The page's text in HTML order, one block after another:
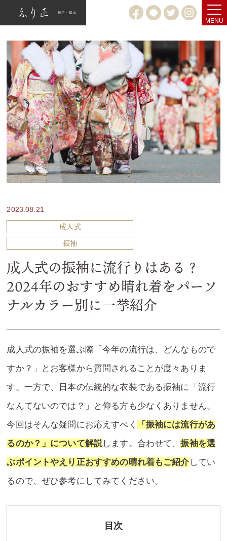
MENU
2023.08.21
成人式
振袖
成人式の振袖に流行りはある？
2024年のおすすめ晴れ着をパーソ
ナルカラー別に一挙紹介
成人式の振袖を選ぶ際「今年の流行は、どんなもので
すか？」とお客様から質問されることが度々ありま
す。一方で、日本の伝統的な衣装である振袖に「流行
なんてないのでは？」と仰る方も少なくありません。
今回はそんな疑問にお応えすべく
「振袖には流行があ
るのか？」について解説します。合わせて、振袖を選
ぶポイントやえり正おすすめの晴れ着もご紹介 してい
るので、ぜひ参考にしてみてください。
目次